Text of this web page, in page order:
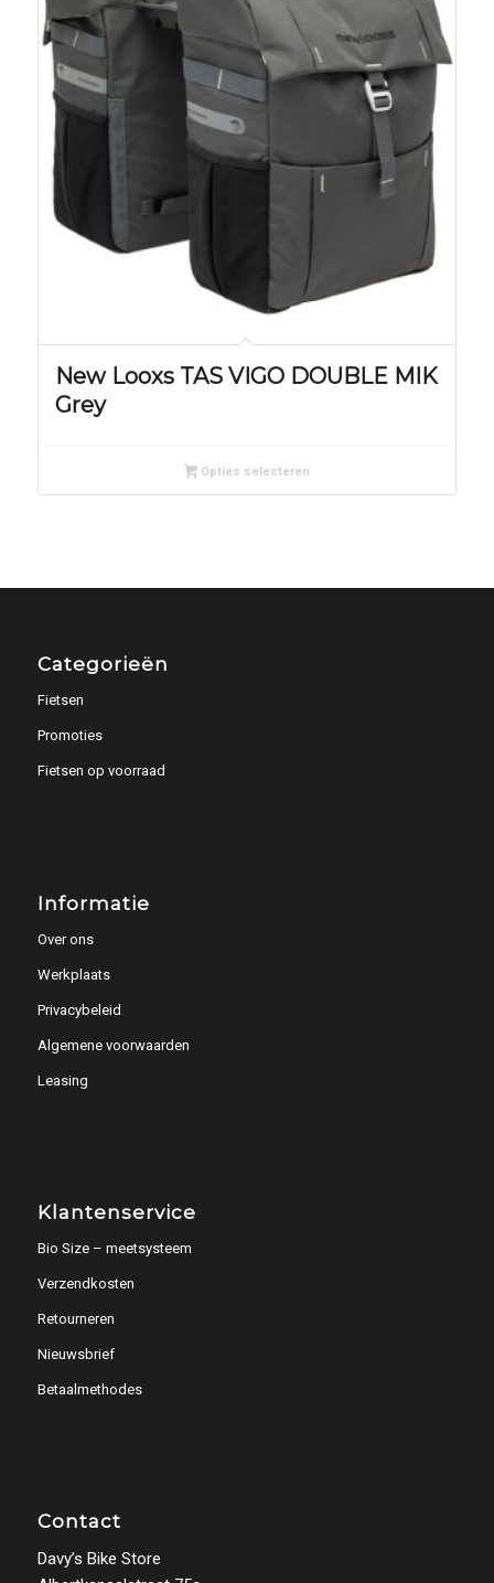
New Looxs TAS VIGO DOUBLE MIK
Grey
Opties selecteren
Categorieën
Fietsen
Promoties
Fietsen op voorraad
Informatie
Over ons
Werkplaats
Privacybeleid
Algemene voorwaarden
Leasing
Klantenservice
Bio Size – meetsysteem
Verzendkosten
Retourneren
Nieuwsbrief
Betaalmethodes
Contact
Davy’s Bike Store